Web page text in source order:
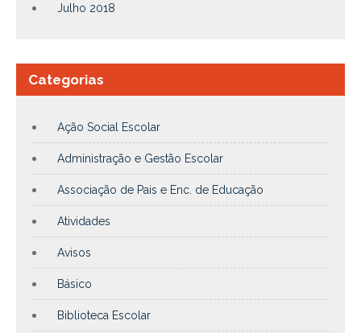
Julho 2018
Categorias
Ação Social Escolar
Administração e Gestão Escolar
Associação de Pais e Enc. de Educação
Atividades
Avisos
Básico
Biblioteca Escolar